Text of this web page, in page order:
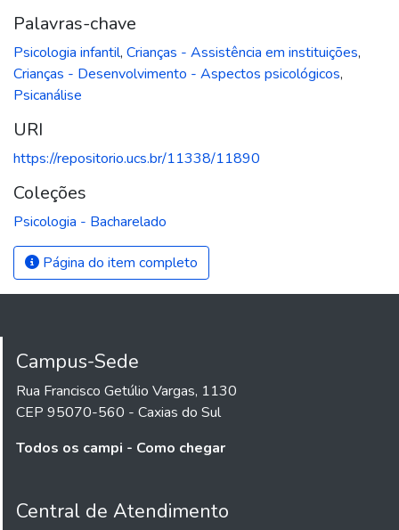
Palavras-chave
Psicologia infantil, Crianças - Assistência em instituições,
Crianças - Desenvolvimento - Aspectos psicológicos,
Psicanálise
URI
https://repositorio.ucs.br/11338/11890
Coleções
Psicologia - Bacharelado
Página do item completo
Campus-Sede
Rua Francisco Getúlio Vargas, 1130
CEP 95070-560 - Caxias do Sul
Todos os campi - Como chegar
Central de Atendimento